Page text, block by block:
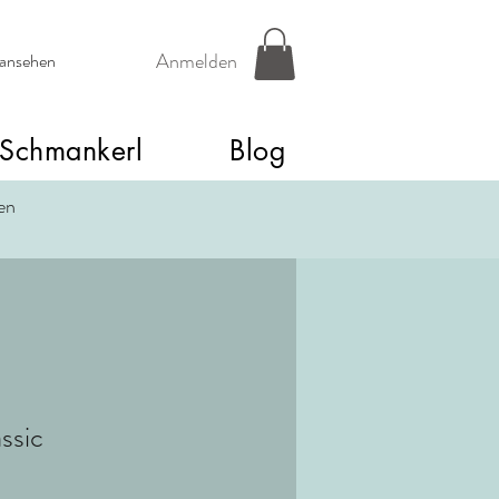
Anmelden
Schmankerl Blog